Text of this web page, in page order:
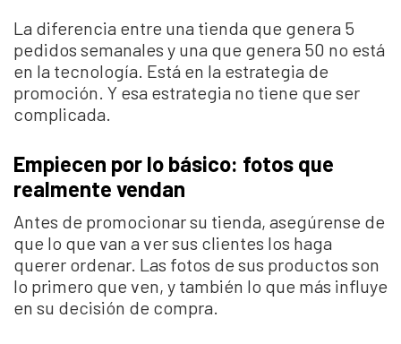
La diferencia entre una tienda que genera 5
pedidos semanales y una que genera 50 no está
en la tecnología. Está en la estrategia de
promoción. Y esa estrategia no tiene que ser
complicada.
Empiecen por lo básico: fotos que
realmente vendan
Antes de promocionar su tienda, asegúrense de
que lo que van a ver sus clientes los haga
querer ordenar. Las fotos de sus productos son
lo primero que ven, y también lo que más influye
en su decisión de compra.